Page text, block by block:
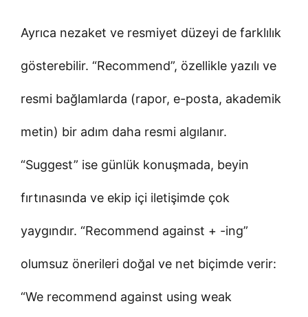
Ayrıca nezaket ve resmiyet düzeyi de farklılık
gösterebilir. “Recommend”, özellikle yazılı ve
resmi bağlamlarda (rapor, e-posta, akademik
metin) bir adım daha resmi algılanır.
“Suggest” ise günlük konuşmada, beyin
fırtınasında ve ekip içi iletişimde çok
yaygındır. “Recommend against + -ing”
olumsuz önerileri doğal ve net biçimde verir:
“We recommend against using weak